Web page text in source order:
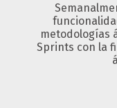
metodologías
Sprints con la